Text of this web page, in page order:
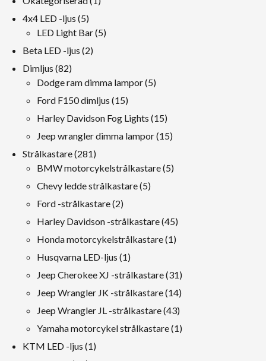
4x4 LED -ljus 55
produkt
LED Light Bar 55
Beta LED -ljus 22
Dimljus 8282
produkt
Dodge ram dimma lampor 55
Ford F150 dimljus 1515
produkt
Harley Davidson Fog Lights 1515
produkt
Jeep wrangler dimma lampor 1515
Strålkastare 281281
produkt
BMW motorcykelstrålkastare 55
Chevy ledde strålkastare 55
Ford -strålkastare 22
produkt
Harley Davidson -strålkastare 4545
produkt
Honda motorcykelstrålkastare 11
Husqvarna LED-ljus 11
produkt
Jeep Cherokee XJ -strålkastare 3131
produkt
Jeep Wrangler JK -strålkastare 1414
produkt
Jeep Wrangler JL -strålkastare 4343
produkt
Yamaha motorcykel strålkastare 11
KTM LED -ljus 11